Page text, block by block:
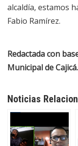
alcaldía, estamos
Fabio Ramírez.
Redactada con
Municipal de Cajicá.
Noticias